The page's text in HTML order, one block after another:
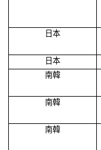
日本
日本
南韓
南韓
南韓